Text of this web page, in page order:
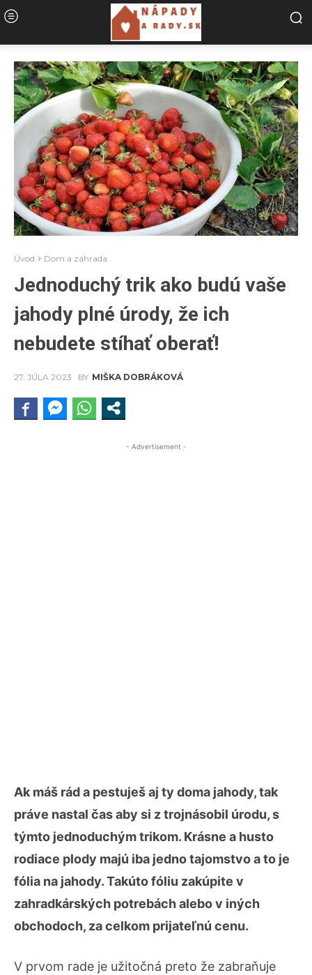
Úvod Dom a záhrada
Jednoduchý trik ako budú vaše
jahody plné úrody, že ich
nebudete stíhať oberať!
27. JÚLA 2023 BY MIŠKA DOBRÁKOVÁ
- Advertisement -
Ak máš rád a pestuješ aj ty doma jahody, tak
práve nastal čas aby si z trojnásobil úrodu, s
týmto jednoduchým trikom. Krásne a husto
rodiace plody majú iba jedno tajomstvo a to je
fólia na jahody. Takúto fóliu zakúpite v
zahradkárských potrebách alebo v iných
obchodoch, za celkom prijateľnú cenu.
V prvom rade je užitočná preto že zabraňuje